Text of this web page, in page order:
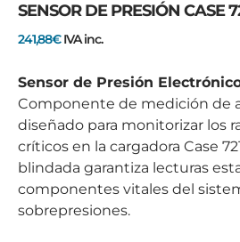
SENSOR DE PRESIÓN CASE
241,88€ IVA inc.
Sensor de Presión
Componente de medición de
diseñado para monitorizar los
críticos en la cargadora Case
blindada garantiza lecturas
componentes vitales del
sobrepresiones.
PRESIÓN
CASE
cantidad